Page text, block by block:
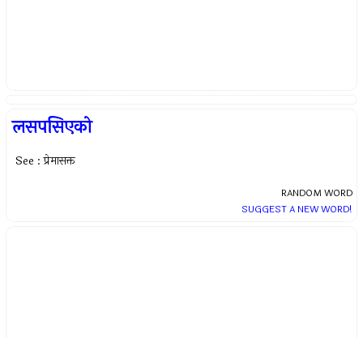
लसपसिएको
See : प्रेमासक्त
RANDOM WORD
SUGGEST A NEW WORD!